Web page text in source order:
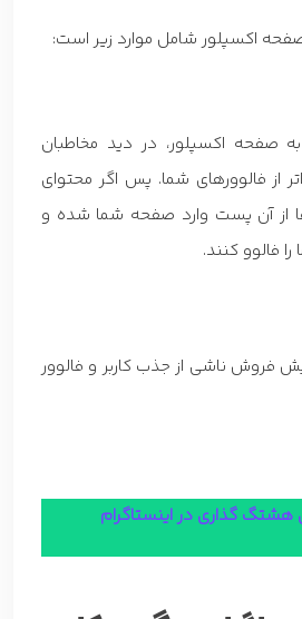
اکسپلور شامل موارد زیر است:
صفحه اکسپلور، در دید مخاطبان
از فالوورهای شما. پس اگر محتوای
از آن پست وارد صفحه شما شده و
فالوو کنند.
فروش ناشی از جذب کاربر و فالوور
هشتگ گذاری در اینستاگرام